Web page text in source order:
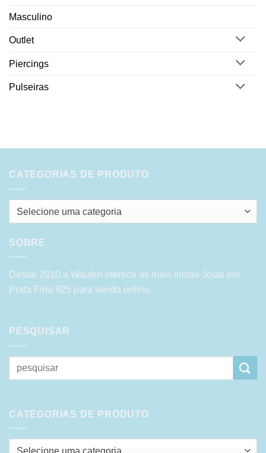
Masculino
Outlet
Piercings
Pulseiras
CATEGORIAS DE PRODUTO
Selecione uma categoria
SOBRE
Desde 2010 a Waufen oferece as mais lindas Joias em
Prata Fina 925 para venda online.
PESQUISAR
Pesquisar
por:
CATEGORIAS DE PRODUTO